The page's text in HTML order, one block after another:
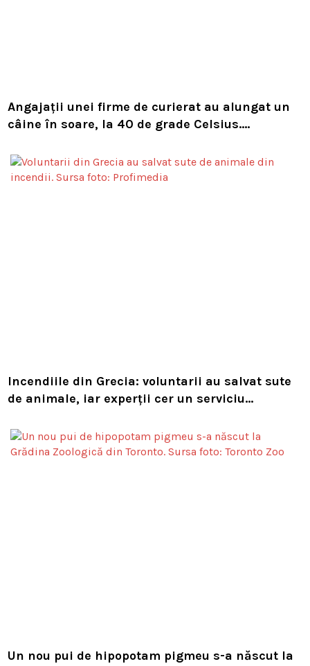
Angajații unei firme de curierat au alungat un
câine în soare, la 40 de grade Celsius.
Incendiile din Grecia: voluntarii au salvat sute
de animale, iar experții cer un serviciu
Un nou pui de hipopotam pigmeu s-a născut la